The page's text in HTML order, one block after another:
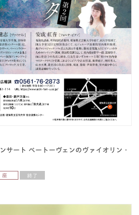
サート ベートーヴェンのヴァイオリン・
終了